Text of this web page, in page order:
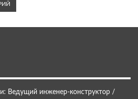
Ведущий инженер-конструктор /